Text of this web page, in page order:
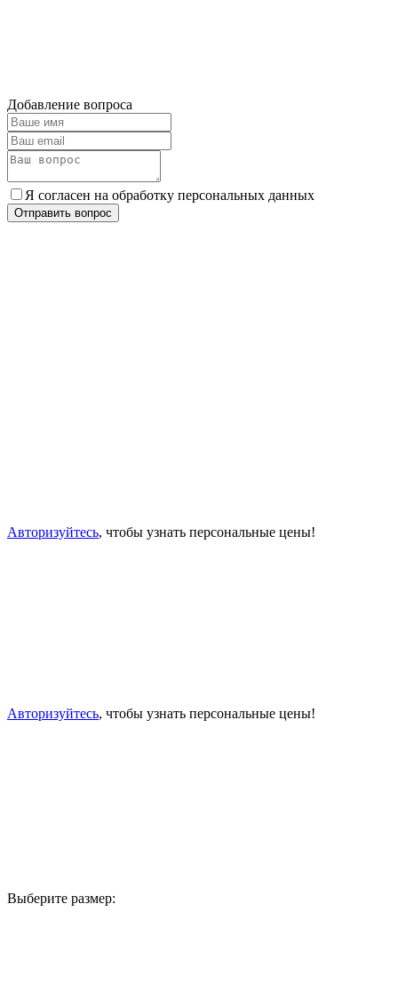
Добавление вопроса
Я согласен на обработку персональных данных
Отправить вопрос
Авторизуйтесь, чтобы узнать персональные цены!
Авторизуйтесь, чтобы узнать персональные цены!
Выберите размер: